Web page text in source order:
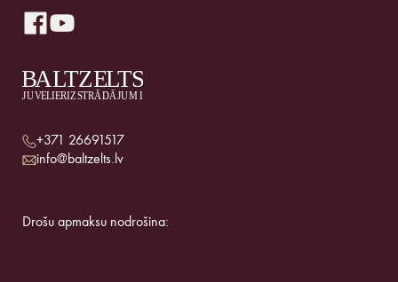
+371 26691517
info@baltzelts.lv
Drošu apmaksu nodrošina: